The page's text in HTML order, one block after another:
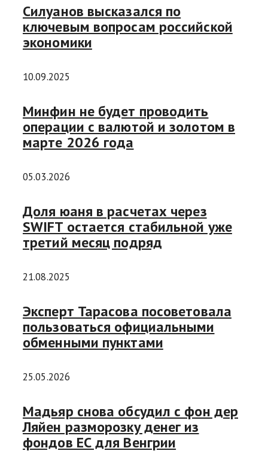
Силуанов высказался по
ключевым вопросам российской
экономики
10.09.2025
Минфин не будет проводить
операции с валютой и золотом в
марте 2026 года
05.03.2026
Доля юаня в расчетах через
SWIFT остается стабильной уже
третий месяц подряд
21.08.2025
Эксперт Тарасова посоветовала
пользоваться официальными
обменными пунктами
25.05.2026
Мадьяр снова обсудил с фон дер
Ляйен разморозку денег из
фондов ЕС для Венгрии